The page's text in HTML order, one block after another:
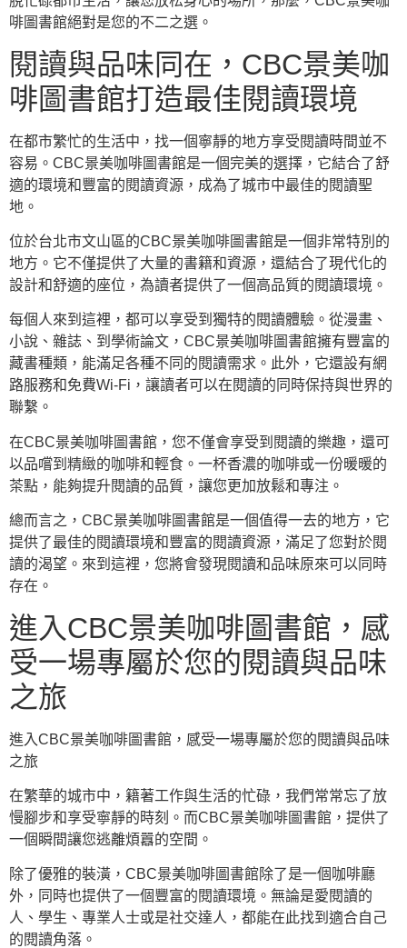
啡圖書館絕對是您的不二之選。
閱讀與品味同在，CBC景美咖
啡圖書館打造最佳閱讀環境
在都市繁忙的生活中，找一個寧靜的地方享受閱讀時間並不
容易。CBC景美咖啡圖書館是一個完美的選擇，它結合了舒
適的環境和豐富的閱讀資源，成為了城市中最佳的閱讀聖
地。
位於台北市文山區的CBC景美咖啡圖書館是一個非常特別的
地方。它不僅提供了大量的書籍和資源，還結合了現代化的
設計和舒適的座位，為讀者提供了一個高品質的閱讀環境。
每個人來到這裡，都可以享受到獨特的閱讀體驗。從漫畫、
小說、雜誌、到學術論文，CBC景美咖啡圖書館擁有豐富的
藏書種類，能滿足各種不同的閱讀需求。此外，它還設有網
路服務和免費Wi-Fi，讓讀者可以在閱讀的同時保持與世界的
聯繫。
在CBC景美咖啡圖書館，您不僅會享受到閱讀的樂趣，還可
以品嚐到精緻的咖啡和輕食。一杯香濃的咖啡或一份暖暖的
茶點，能夠提升閱讀的品質，讓您更加放鬆和專注。
總而言之，CBC景美咖啡圖書館是一個值得一去的地方，它
提供了最佳的閱讀環境和豐富的閱讀資源，滿足了您對於閱
讀的渴望。來到這裡，您將會發現閱讀和品味原來可以同時
存在。
進入CBC景美咖啡圖書館，感
受一場專屬於您的閱讀與品味
之旅
進入CBC景美咖啡圖書館，感受一場專屬於您的閱讀與品味
之旅
在繁華的城市中，籍著工作與生活的忙碌，我們常常忘了放
慢腳步和享受寧靜的時刻。而CBC景美咖啡圖書館，提供了
一個瞬間讓您逃離煩囂的空間。
除了優雅的裝潢，CBC景美咖啡圖書館除了是一個咖啡廳
外，同時也提供了一個豐富的閱讀環境。無論是愛閱讀的
人、學生、專業人士或是社交達人，都能在此找到適合自己
的閱讀角落。